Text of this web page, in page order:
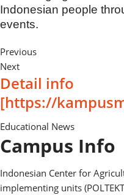
Indonesian people
events.
Previous
Next
Detail info
[https://
Educational News
Campus Info
Indonesian Center for
implementing units